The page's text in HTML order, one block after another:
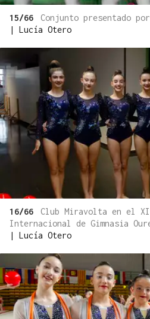
15/66
Conjunto presentado
Lucía Otero
16/66
Club Miravolta en el
Internacional de Gimnasia
| Lucía Otero